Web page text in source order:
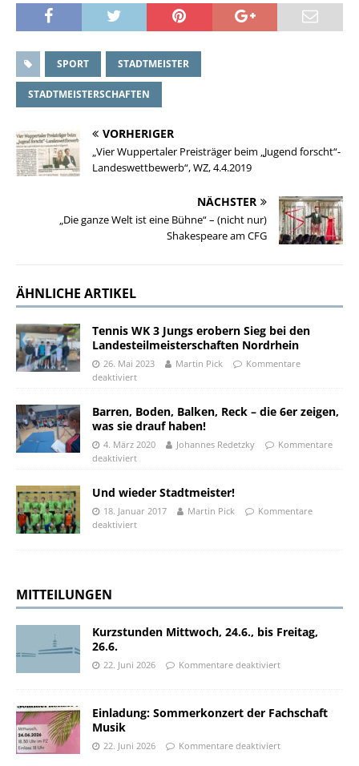
SPORT STADTMEISTER
STADTMEISTERSCHAFTEN
VORHERIGER
„Vier Wuppertaler Preisträger beim „Jugend forscht“-
Landeswettbewerb“, WZ, 4.4.2019
NÄCHSTER
„Die ganze Welt ist eine Bühne“ – (nicht nur)
Shakespeare am CFG
ÄHNLICHE ARTIKEL
Tennis WK 3 Jungs erobern Sieg bei den
Landesteilmeisterschaften Nordrhein
26. Mai 2023 Martin Pick
Kommentare
deaktiviert
Barren, Boden, Balken, Reck – die 6er zeigen,
was sie drauf haben!
4. März 2020 Johannes Redetzky
Kommentare
deaktiviert
Und wieder Stadtmeister!
18. Januar 2017 Martin Pick
Kommentare
deaktiviert
MITTEILUNGEN
Kurzstunden Mittwoch, 24.6., bis Freitag,
26.6.
22. Juni 2026 Kommentare deaktiviert
Einladung: Sommerkonzert der Fachschaft
Musik
22. Juni 2026 Kommentare deaktiviert